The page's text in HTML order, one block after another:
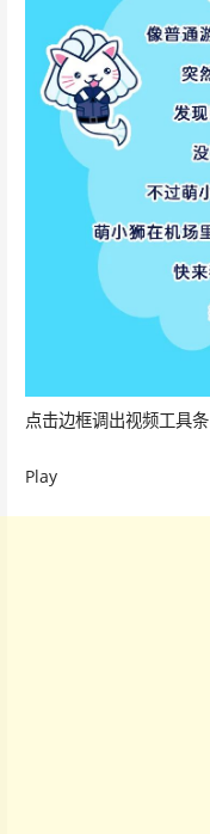
点击边框调出视频工具条
Play